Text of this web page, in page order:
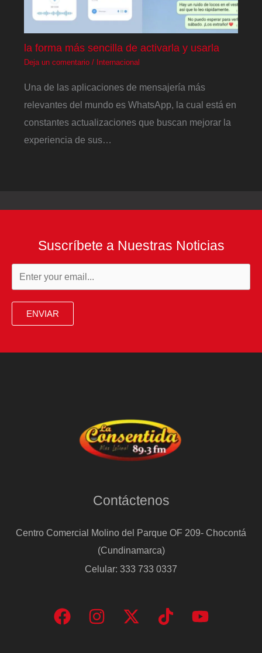
la forma más sencilla de activarla y usarla
Deja un comentario / Internacional
Una de las aplicaciones de mensajería más
relevantes del mundo es WhatsApp, la cual está en
constantes actualizaciones que buscan mejorar la
experiencia de sus…
Suscríbete a Nuestras Noticias
ENVIAR
Contáctenos
Centro Comercial Molino del Parque OF 209- Chocontá
(Cundinamarca)
Celular: 333 733 0337